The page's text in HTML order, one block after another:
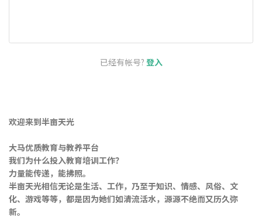
已经有帐号? 登入
欢迎来到半亩天光
大马优质教育与教养平台
我们为什么投入教育培训工作？
力量能传递，能拂照。
半亩天光相信无论是生活、工作，乃至于知识、情感、风俗、文
化、游戏等等，都是因为她们如清流活水，源源不绝而又历久弥
新。